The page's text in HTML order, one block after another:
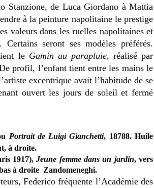
Stanzione, de Luca Giordano à Mattia
à la peinture napolitaine le prestige
valeurs dans les ruelles napolitaines et
Certains seront ses modèles préférés.
le Gamin au parapluie, réalisé par
profil, l’enfant tient entre les mains le
excentrique avait l’habitude de se
ouvert les jours de soleil et fermé
Portrait de Luigi Gianchetti, 18788. Huile
à droite.
1917),Jeune femme dans un jardin, vers
à droite Zandomeneghi.
Federico fréquente l’Académie des